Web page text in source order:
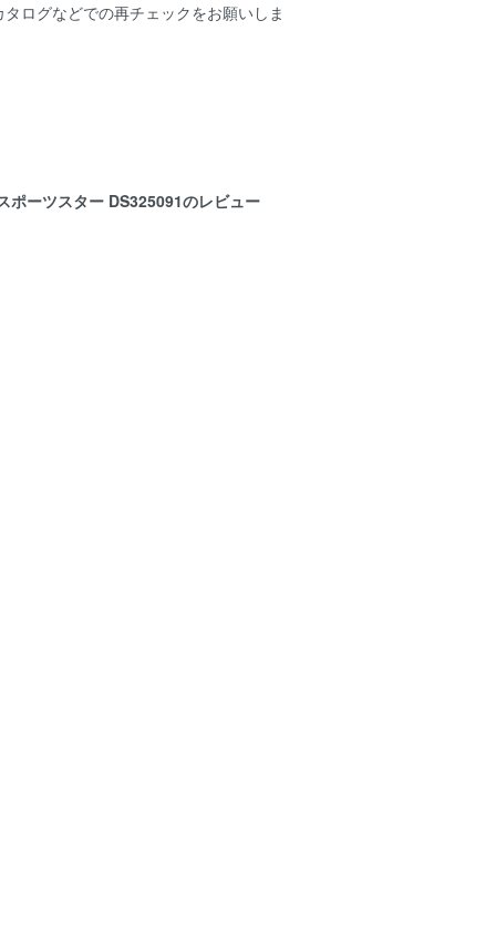
ログなどでの再チェックをお願いしま
ポーツスター DS325091のレビュー